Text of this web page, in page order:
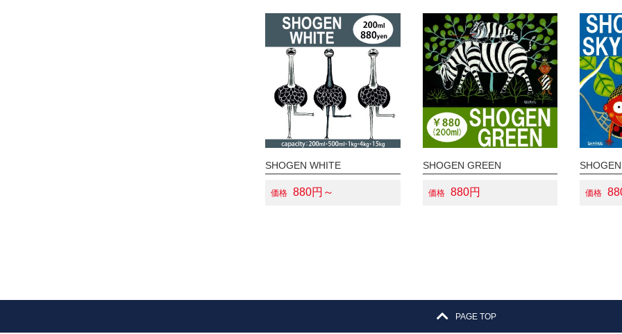
SHOGEN WHITE
価格 880円～
SHOGEN GREEN
価格 880円 価格
PAGE TOP